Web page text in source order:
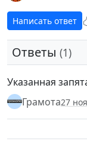
Написать ответ
Ответы (1)
Указанная
Грамота27